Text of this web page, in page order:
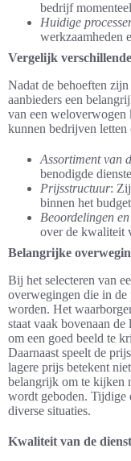
bedrijf
Huidige
werkzaamheden
Vergelijk
Nadat de behoeften
aanbieders een
van een weloverwogen
kunnen bedrijven letten
Assortiment van
benodigde
Prijsstructuur:
binnen het
Beoordelingen
over de kwaliteit
Belangrijke
Bij het selecteren van
overwegingen die in
worden. Het
staat vaak bovenaan
om een goed beeld te
Daarnaast speelt de
lagere prijs betekent
belangrijk om te kijken
wordt geboden. Tijdige
diverse situaties.
Kwaliteit van de